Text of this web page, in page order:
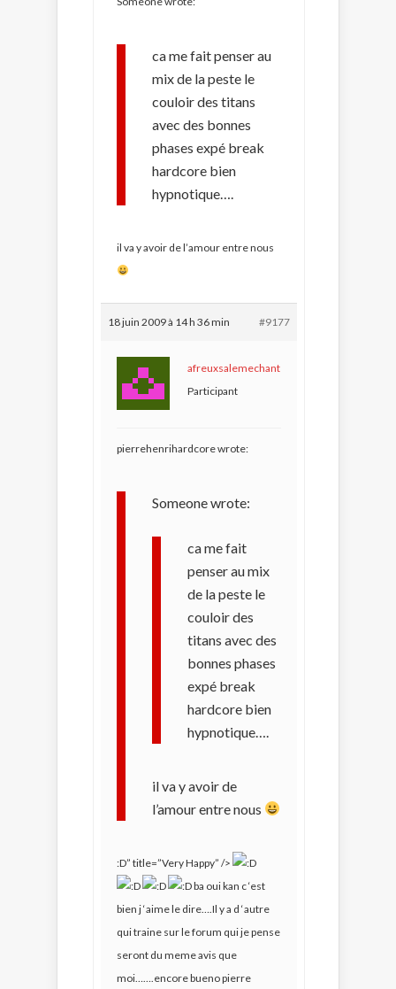
ca me fait penser au
mix de la peste le
couloir des titans
avec des bonnes
phases expé break
hardcore bien
hypnotique….
il va y avoir de l’amour entre nous
18 juin 2009 à 14 h 36 min #9177
afreuxsalemechant
Participant
pierrehenrihardcore wrote:
Someone wrote:
ca me fait
penser au mix
de la peste le
couloir des
titans avec des
bonnes phases
expé break
hardcore bien
hypnotique….
il va y avoir de
l’amour entre nous
:D” title=”Very Happy” />
ba oui kan c ‘est
bien j ‘aime le dire….Il y a d ‘autre
qui traine sur le forum qui je pense
seront du meme avis que
moi…….encore bueno pierre